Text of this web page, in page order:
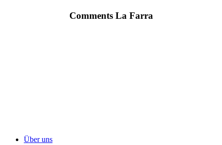
Comments La Farra
Über uns